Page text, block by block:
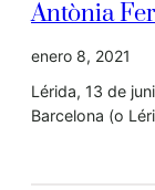
Antònia
enero 8, 2021
Lérida, 13 de
Barcelona (o